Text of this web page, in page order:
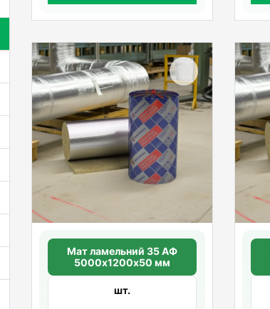
Мат ламельний 35 АФ
5000х1200х50 мм
шт.